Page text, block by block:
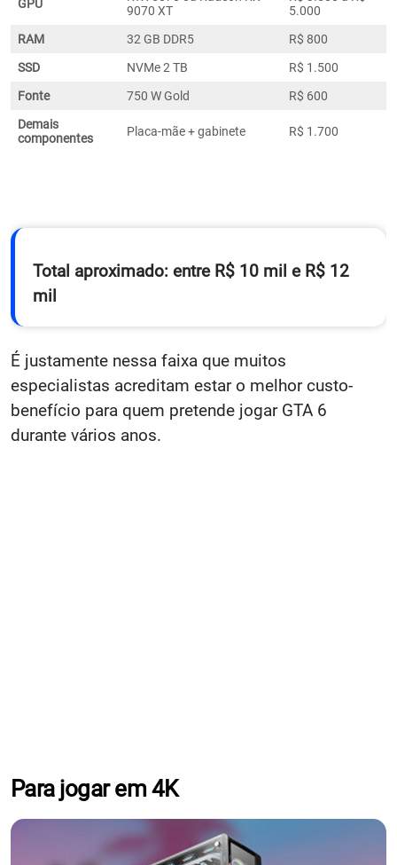
GPU
9070 XT
5.000
RAM
32 GB DDR5
R$ 800
SSD
NVMe 2 TB
R$ 1.500
Fonte
750 W Gold
R$ 600
Demais
componentes
Placa-mãe + gabinete R$ 1.700
Total aproximado: entre R$ 10 mil e R$ 12
mil
É justamente nessa faixa que muitos
especialistas acreditam estar o melhor custo-
benefício para quem pretende jogar GTA 6
durante vários anos.
Para jogar em 4K